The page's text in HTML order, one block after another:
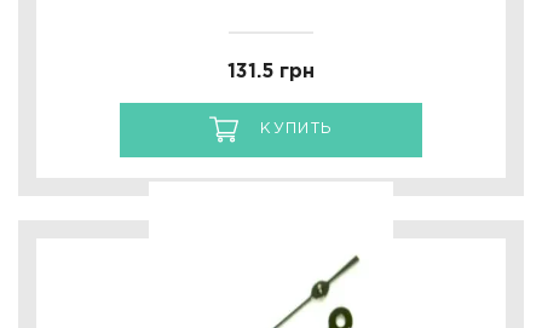
131.5 грн
КУПИТЬ